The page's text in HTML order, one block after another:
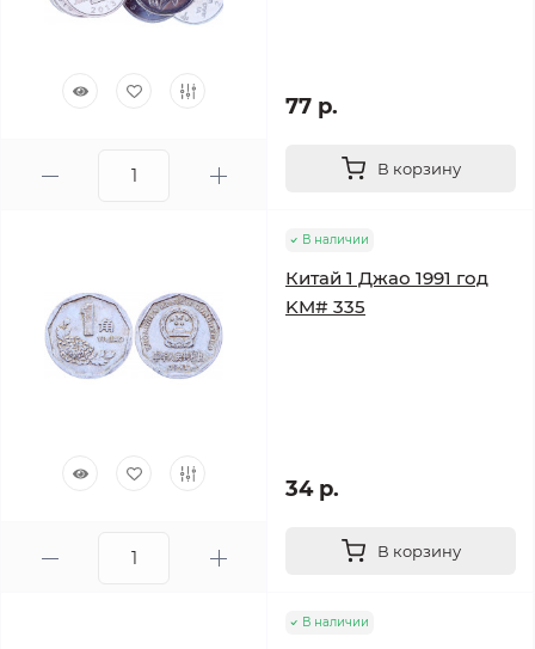
77 р.
В корзину
В наличии
Китай 1 Джао 1991 год
KM# 335
34 р.
В корзину
В наличии